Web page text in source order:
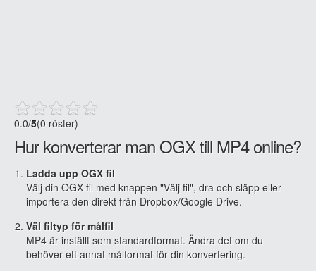
0.0/5(0 röster)
Hur konverterar man OGX till MP4 online?
Ladda upp OGX fil
Välj din OGX-fil med knappen "Välj fil", dra och släpp eller
importera den direkt från Dropbox/Google Drive.
Väl filtyp för målfil
MP4 är inställt som standardformat. Ändra det om du
behöver ett annat målformat för din konvertering.